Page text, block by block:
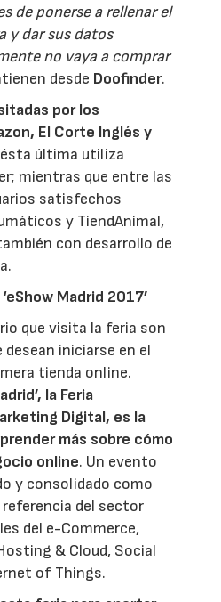
de ponerse a rellenar el
y dar sus datos
no vaya a comprar
desde Doofinder.
por los
El Corte Inglés y
última utiliza
mientras que entre las
satisfechos
y TiendAnimal,
con desarrollo de
Madrid 2017’
que visita la feria son
desean iniciarse en el
tienda online.
la Feria
Digital, es la
más sobre cómo
online. Un evento
y consolidado como
referencia del sector
del e-Commerce,
& Cloud, Social
of Things.